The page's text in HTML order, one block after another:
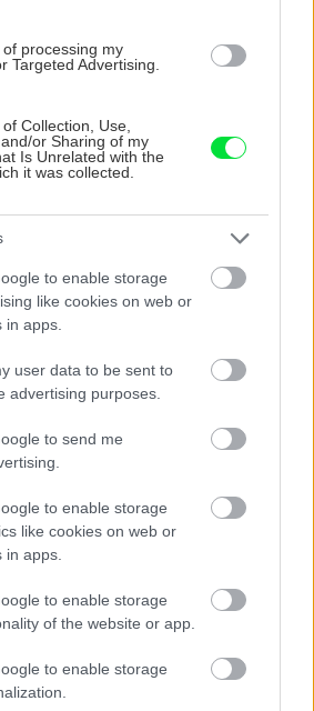
processing my
Targeted Advertising.
Collection, Use,
or Sharing of my
Is Unrelated with the
it was collected.
to enable storage
like cookies on web or
apps.
user data to be sent to
advertising purposes.
to send me
to enable storage
like cookies on web or
apps.
to enable storage
of the website or app.
to enable storage
Prečo z okna robia radiátor
pár eur?
interiéru, ktorá pritiahne
si takéto masívne orechové